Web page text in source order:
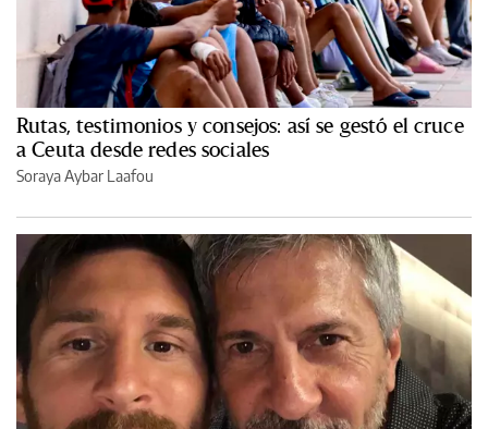
Rutas, testimonios y consejos: así se gestó el cruce
a Ceuta desde redes sociales
Soraya Aybar Laafou